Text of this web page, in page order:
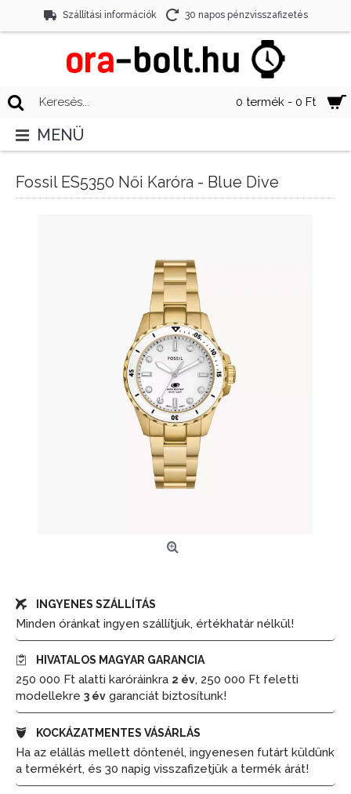
Szállítási információk 30 napos pénzvisszafizetés
0 termék - 0 Ft
MENÜ
Fossil ES5350 Női Karóra - Blue Dive
INGYENES SZÁLLÍTÁS
Minden óránkat ingyen szállítjuk, értékhatár nélkül!
HIVATALOS MAGYAR GARANCIA
250 000 Ft alatti karóráinkra 2 év, 250 000 Ft feletti
modellekre 3 év garanciát biztosítunk!
KOCKÁZATMENTES VÁSÁRLÁS
Ha az elállás mellett döntenél, ingyenesen futárt küldünk
a termékért, és 30 napig visszafizetjük a termék árát!